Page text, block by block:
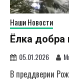
Наши Новости
Ёлка добра
05.01.2026
В преддверии